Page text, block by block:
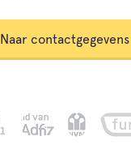
Naar contactgegevens